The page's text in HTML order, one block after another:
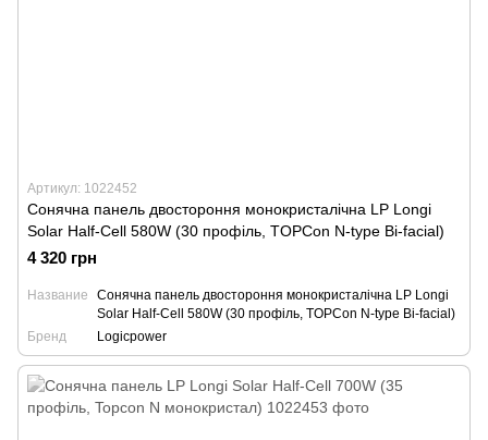
Артикул: 1022452
Сонячна панель двостороння монокристалічна LP Longi
Solar Half-Cell 580W (30 профіль, TOPCon N-type Bi-facial)
4 320 грн
Название
Сонячна панель двостороння монокристалічна LP Longi
Solar Half-Cell 580W (30 профіль, TOPCon N-type Bi-facial)
Бренд
Logicpower